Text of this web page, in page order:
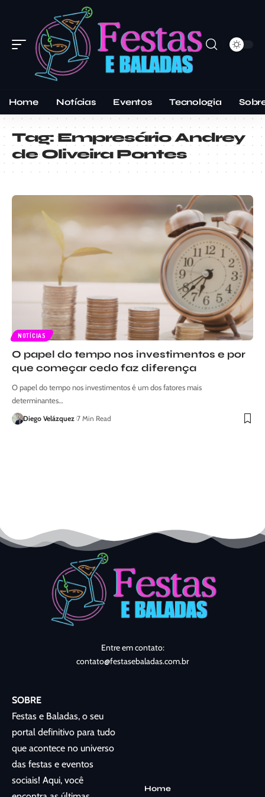
Home Notícias Eventos Tecnologia
Tag:Empresário Andrey
de Oliveira Pontes
NOTÍCIAS
O papel do tempo nos investimentos e por
que começar cedo faz diferença
O papel do tempo nos investimentos é um dos fatores mais
determinantes…
Diego Velázquez 7 Min Read
Entre em contato:
contato@festasebaladas.com.br
SOBRE
Festas e Baladas, o seu
portal definitivo para tudo
que acontece no universo
das festas e eventos
sociais! Aqui, você
Home